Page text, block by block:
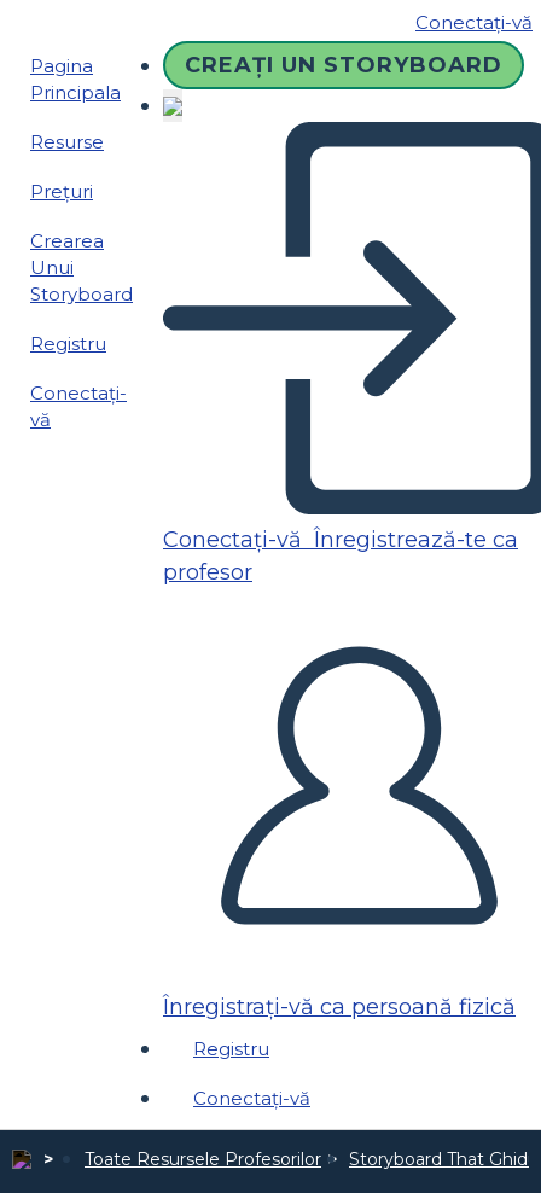
Conectați-vă
Pagina
Principala
Resurse
Prețuri
Crearea
Unui
Storyboard
Registru
Conectați-
vă
CREAȚI UN STORYBOARD
Conectați-vă Înregistrează-te ca
profesor
Înregistrați-vă ca persoană fizică
Registru
Conectați-vă
Toate Resursele Profesorilor Storyboard That